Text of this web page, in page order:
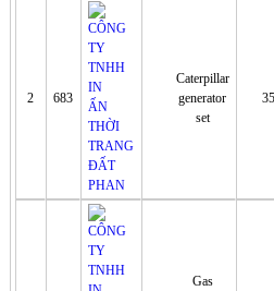
2 683
Caterpillar
generator
set
Gas